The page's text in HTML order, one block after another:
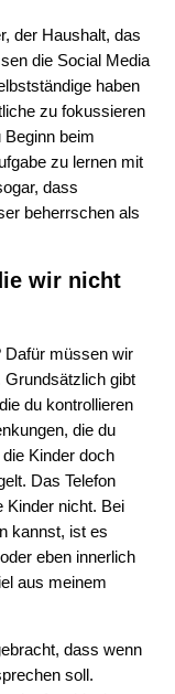
der Haushalt, das
die Social Media
haben
zu fokussieren
beim
zu lernen mit
dass
beherrschen als
wir nicht
Dafür müssen wir
Grundsätzlich gibt
du kontrollieren
die du
Kinder doch
Das Telefon
Kinder nicht. Bei
kannst, ist es
eben innerlich
aus meinem
dass wenn
soll.